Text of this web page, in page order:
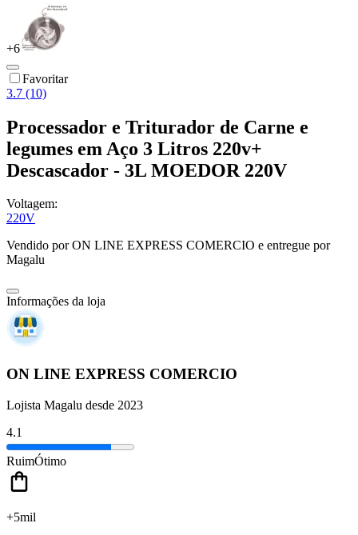
+6
Favoritar
3.7 (10)
Processador e Triturador de Carne e
legumes em Aço 3 Litros 220v+
Descascador - 3L MOEDOR 220V
Voltagem:
220V
Vendido porON LINE EXPRESS COMERCIO e entregue por
Magalu
Informações da loja
ON LINE EXPRESS COMERCIO
Lojista Magalu desde 2023
4.1
RuimÓtimo
+5mil